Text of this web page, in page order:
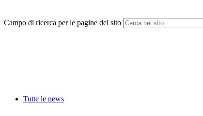
Campo di ricerca per le pagine del sito
Tutte le news